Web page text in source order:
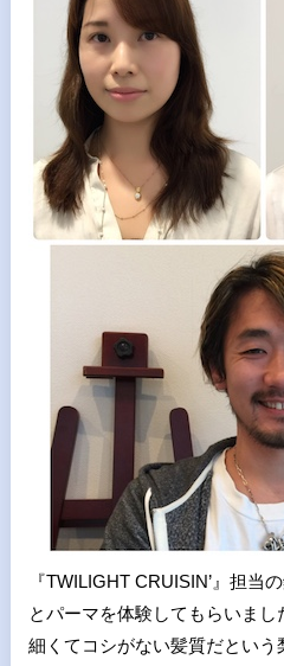
『TWILIGHT CRUISIN’』担当
とパーマを体験してもらいまし
細くてコシがない髪質だという